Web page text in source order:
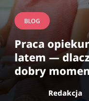
BLOG
Praca
latem —
dobry
Redakcja